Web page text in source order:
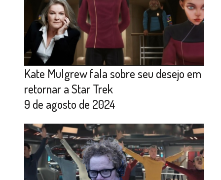
Kate Mulgrew fala sobre seu desejo em
retornar a Star Trek
9 de agosto de 2024